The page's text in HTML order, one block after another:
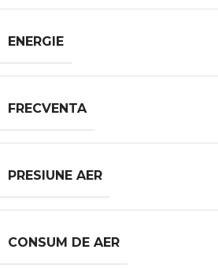
ENERGIE
FRECVENTA
PRESIUNE AER
CONSUM DE AER